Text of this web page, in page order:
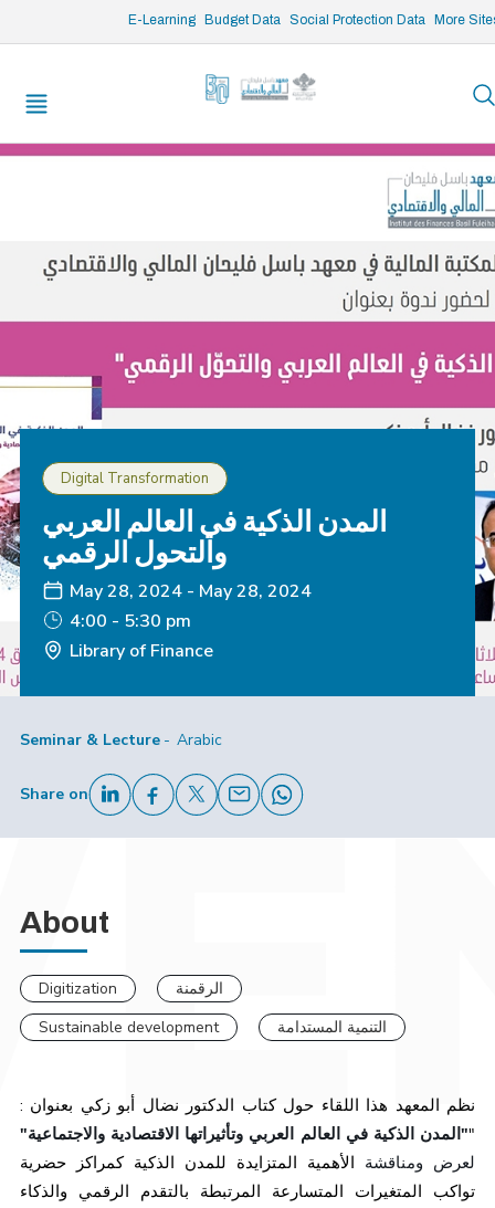
E-Learning Budget Data Social Protection Data More
/* opened search */
Digital Transformation
المدن الذكية في العالم العربي
والتحول الرقمي
May 28, 2024 - May 28, 2024
4:00 - 5:30 pm
Library of Finance
Seminar & Lecture Arabic
Share on
About
Digitization
الرقمنة
Sustainable development
التنمية المستدامة
نظم المعهد هذا اللقاء حول كتاب الدكتور نضال أبو زكي بعنوان :
""المدن الذكية في العالم العربي وتأثيراتها الاقتصادية والاجتماعية"
لعرض ومناقشة الأهمية المتزايدة للمدن الذكية كمراكز حضرية
تواكب المتغيرات المتسارعة المرتبطة بالتقدم الرقمي والذكاء